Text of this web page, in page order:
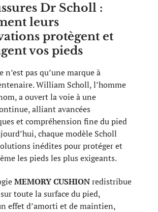
Dr Scholl :
leurs
protègent et
vos pieds
n’est pas qu’une marque à
William Scholl, l’homme
a ouvert la voie à une
alliant avancées
et compréhension fine du pied
chaque modèle Scholl
inédites pour protéger et
les pieds les plus exigeants.
MEMORY CUSHIONredistribue
toute la surface du pied,
effet d’amorti et de maintien,